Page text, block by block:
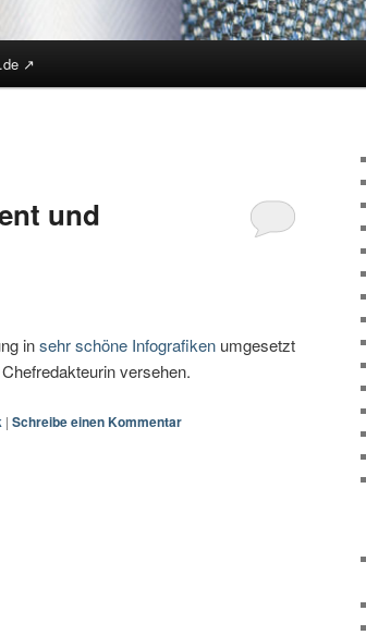
↗︎
und
insehr schöne Infografiken umgesetzt
versehen.
| Schreibe einen Kommentar